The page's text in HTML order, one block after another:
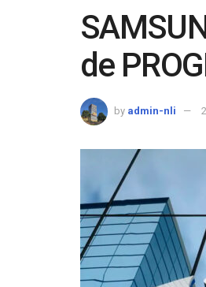
de
by admin-nli